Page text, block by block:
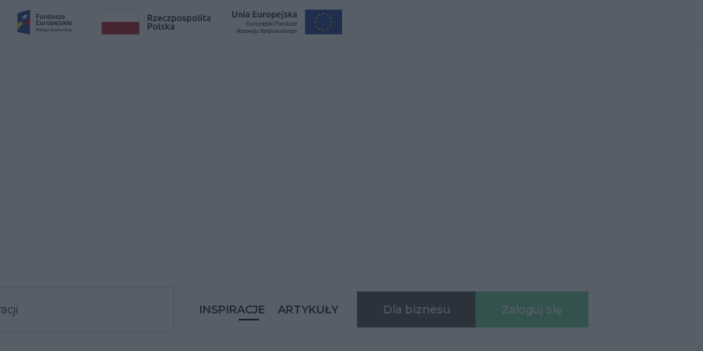
INSPIRACJE ARTYKUŁY Dla biznesu Zaloguj się